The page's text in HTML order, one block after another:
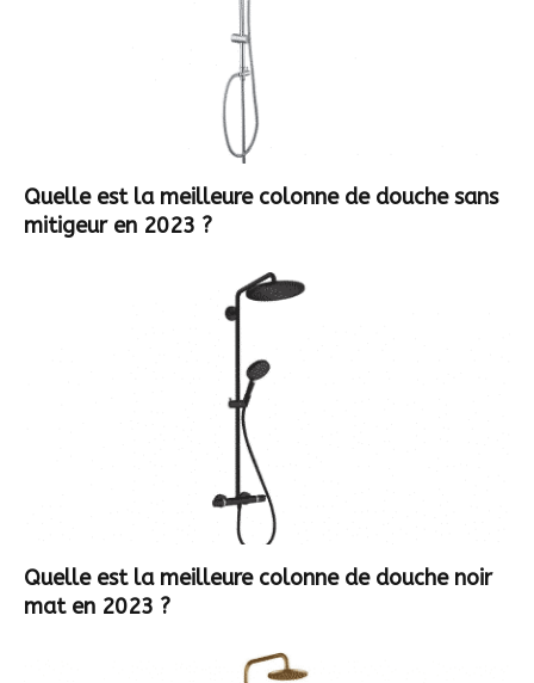
Quelle est la meilleure colonne de douche sans
mitigeur en 2023 ?
Quelle est la meilleure colonne de douche noir
mat en 2023 ?